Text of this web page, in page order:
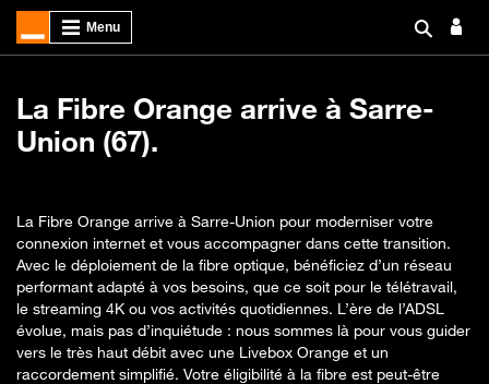
La Fibre Orange arrive à Sarre-
Union (67).
La Fibre Orange arrive à Sarre-Union pour moderniser votre
connexion internet et vous accompagner dans cette transition.
Avec le déploiement de la fibre optique, bénéficiez d’un réseau
performant adapté à vos besoins, que ce soit pour le télétravail,
le streaming 4K ou vos activités quotidiennes. L’ère de l’ADSL
évolue, mais pas d’inquiétude : nous sommes là pour vous guider
vers le très haut débit avec une Livebox Orange et un
raccordement simplifié. Votre éligibilité à la fibre est peut-être